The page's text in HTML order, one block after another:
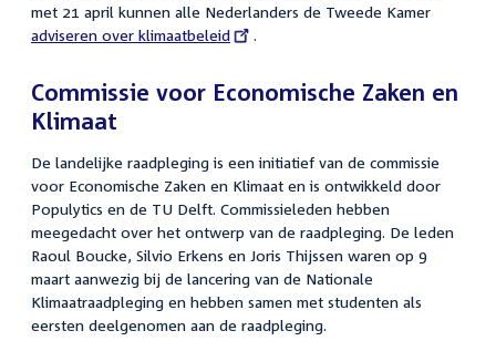
met 21 april kunnen alle Nederlanders de Tweede Kamer
adviseren over klimaatbeleid .
Commissie voor Economische Zaken en
Klimaat
De landelijke raadpleging is een initiatief van de commissie
voor Economische Zaken en Klimaat en is ontwikkeld door
Populytics en de TU Delft. Commissieleden hebben
meegedacht over het ontwerp van de raadpleging. De leden
Raoul Boucke, Silvio Erkens en Joris Thijssen waren op 9
maart aanwezig bij de lancering van de Nationale
Klimaatraadpleging en hebben samen met studenten als
eersten deelgenomen aan de raadpleging.